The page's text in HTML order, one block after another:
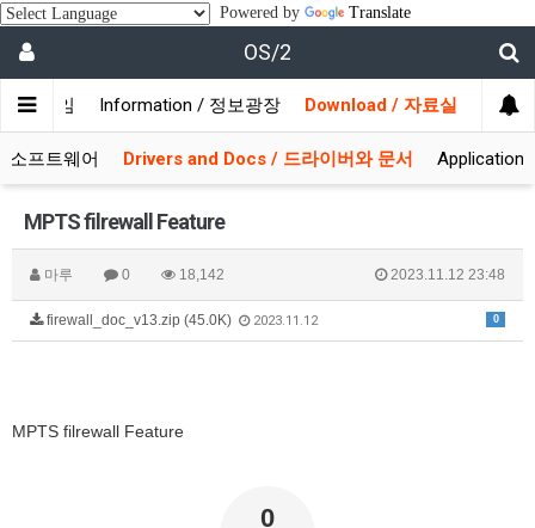
Powered by Translate
OS/2
자모임 Information / 정보광장 Download / 자료실
소프트웨어 Drivers and Docs / 드라이버와 문서
MPTS filrewall Feature
마루 0 18,142 2023.11.12 23:48
0
firewall_doc_v13.zip (45.0K) 2023.11.12
MPTS filrewall Feature
0